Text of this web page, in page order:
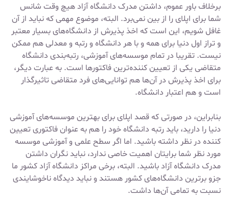
برخلاف باور عموم، داشتن مدرک دانشگاه آزاد هیچ وقت شانس
شما برای اپلای را از بین نمی‌برد. البته، موضوع مهمی که نباید از آن
غافل شویم، این است که اخذ پذیرش از دانشگاه‌های بسیار معتبر
و تراز اول دنیا برای همه و با هر دانشگاه و رتبه و معدلی هم ممکن
نیست. تقریبا در تمام موسسه‌های آموزشی، رتبه‌بندی دانشگاه
متقاضی یکی از تعیین کننده‌ترین فاکتورها است. به عبارت دیگر،
برای اخذ پذیرش در آن‌ها هم توانایی‌های فرد متقاضی تاثیرگذار
است و هم اعتبار دانشگاه.
بنابراین، در صورتی که قصد اپلای برای بهترین موسسه‌های آموزشی
دنیا را دارید، باید رتبه دانشگاه خود را هم به عنوان فاکتوری تعیین
کننده در نظر داشته باشید. اما اگر سطح علمی و آموزشی موسسه
مورد نظر شما برایتان اهمیت خاصی ندارد، نباید نگران داشتن
مدرک دانشگاه آزاد باشید. البته، برخی مراکز دانشگاه آزاد کشور ما
جزو برترین دانشگاه‌های کشور هستند و نباید دیدگاه ناخوشایندی
نسبت به تمامی آن‌ها داشت.